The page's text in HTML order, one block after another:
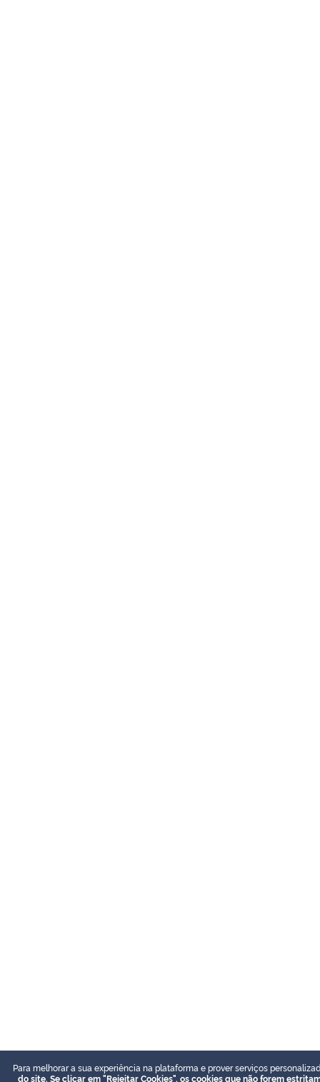
Para melhorar a sua experiência na plataforma e prover serviços
do site. Se clicar em "Rejeitar Cookies", os cookies que não forem